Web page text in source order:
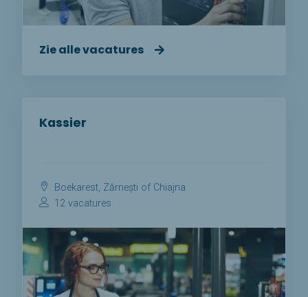
Zie alle vacatures
Kassier
Boekarest, Zărnești of Chiajna
12 vacatures